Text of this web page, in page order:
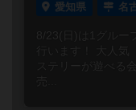
愛知県 名
8/23(日)は1グルー
行います！ 大人気
ステリーが遊べる
売...